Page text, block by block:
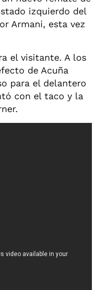
izquierdo del
Armani, esta vez
el visitante. A los
de Acuña
para el delantero
con el taco y la